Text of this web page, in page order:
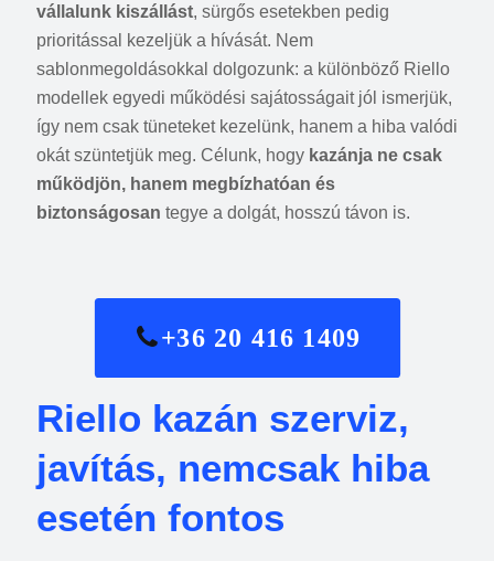
vállalunk kiszállást, sürgős esetekben pedig
prioritással kezeljük a hívását. Nem
sablonmegoldásokkal dolgozunk: a különböző Riello
modellek egyedi működési sajátosságait jól ismerjük,
így nem csak tüneteket kezelünk, hanem a hiba valódi
okát szüntetjük meg. Célunk, hogy kazánja ne csak
működjön, hanem megbízhatóan és
biztonságosan tegye a dolgát, hosszú távon is.
+36 20 416 1409
Riello kazán szerviz,
javítás, nemcsak hiba
esetén fontos